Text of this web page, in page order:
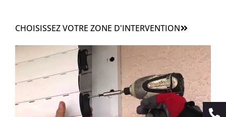
CHOISISSEZ VOTRE ZONE D'INTERVENTION